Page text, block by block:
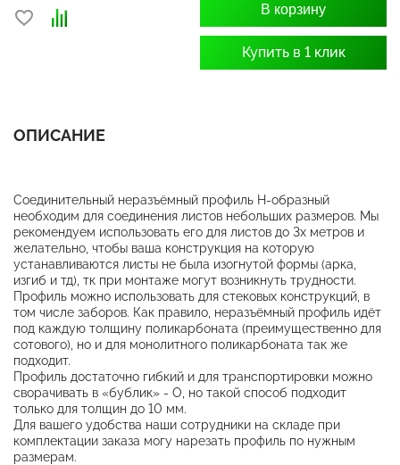
В корзину
Купить в 1 клик
ОПИСАНИЕ
Соединительный неразъёмный профиль Н-образный
необходим для соединения листов небольших размеров. Мы
рекомендуем использовать его для листов до 3х метров и
желательно, чтобы ваша конструкция на которую
устанавливаются листы не была изогнутой формы (арка,
изгиб и тд), тк при монтаже могут возникнуть трудности.
Профиль можно использовать для стековых конструкций, в
том числе заборов. Как правило, неразъёмный профиль идёт
под каждую толщину поликарбоната (преимущественно для
сотового), но и для монолитного поликарбоната так же
подходит.
Профиль достаточно гибкий и для транспортировки можно
сворачивать в «бублик» - О, но такой способ подходит
только для толщин до 10 мм.
Для вашего удобства наши сотрудники на складе при
комплектации заказа могу нарезать профиль по нужным
размерам.